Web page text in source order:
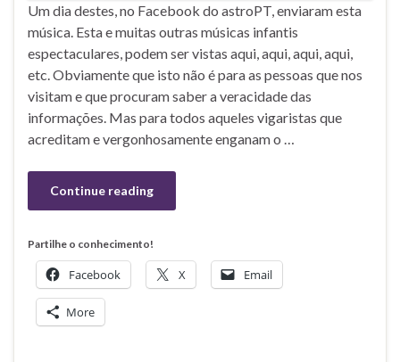
Um dia destes, no Facebook do astroPT, enviaram esta
música. Esta e muitas outras músicas infantis
espectaculares, podem ser vistas aqui, aqui, aqui, aqui,
etc. Obviamente que isto não é para as pessoas que nos
visitam e que procuram saber a veracidade das
informações. Mas para todos aqueles vigaristas que
acreditam e vergonhosamente enganam o …
Continue reading
Partilhe o conhecimento!
Facebook X Email
More